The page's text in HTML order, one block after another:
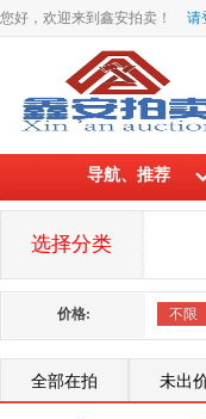
您好，欢迎来到鑫安拍卖！ 请
导航、推荐
选择分类
价格: 不限
全部在拍 未出